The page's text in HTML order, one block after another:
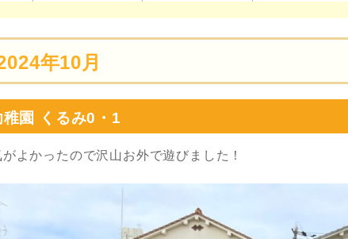
年10月
園 くるみ0・1
よかったので沢山お外で遊びました！